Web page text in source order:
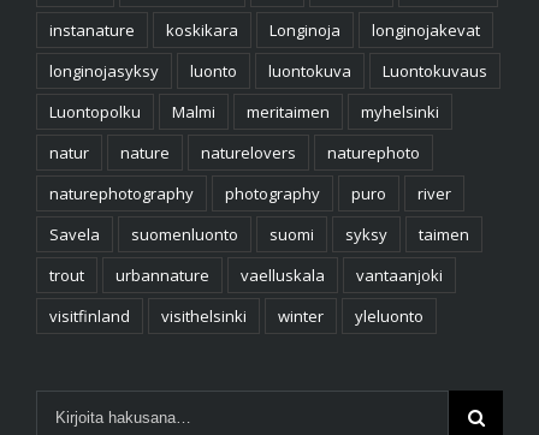
instanature
koskikara Longinoja
longinojakevat
longinojasyksy
luonto luontokuva
Luontokuvaus
Luontopolku
Malmi meritaimen
myhelsinki
natur
nature naturelovers
naturephoto
naturephotography
photography puro
river
Savela
suomenluonto suomi syksy
taimen
trout
urbannature vaelluskala
vantaanjoki
visitfinland
visithelsinki winter yleluonto